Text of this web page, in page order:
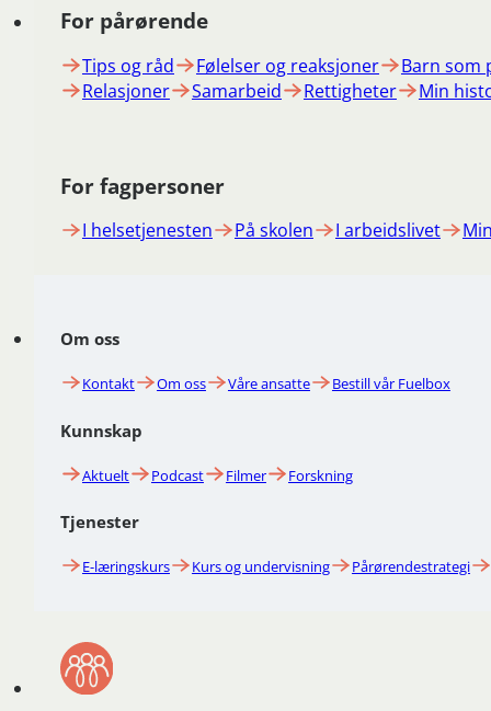
For pårørende
Tips og råd Følelser og reaksjoner
Barn som
Relasjoner
Samarbeid Rettigheter Min
For fagpersoner
I helsetjenesten På skolen I arbeidslivet
Om oss
Kontakt Om oss Våre ansatte Bestill vår Fuelbox
Kunnskap
Aktuelt Podcast Filmer Forskning
Tjenester
E-læringskurs Kurs og undervisning Pårørendestrategi